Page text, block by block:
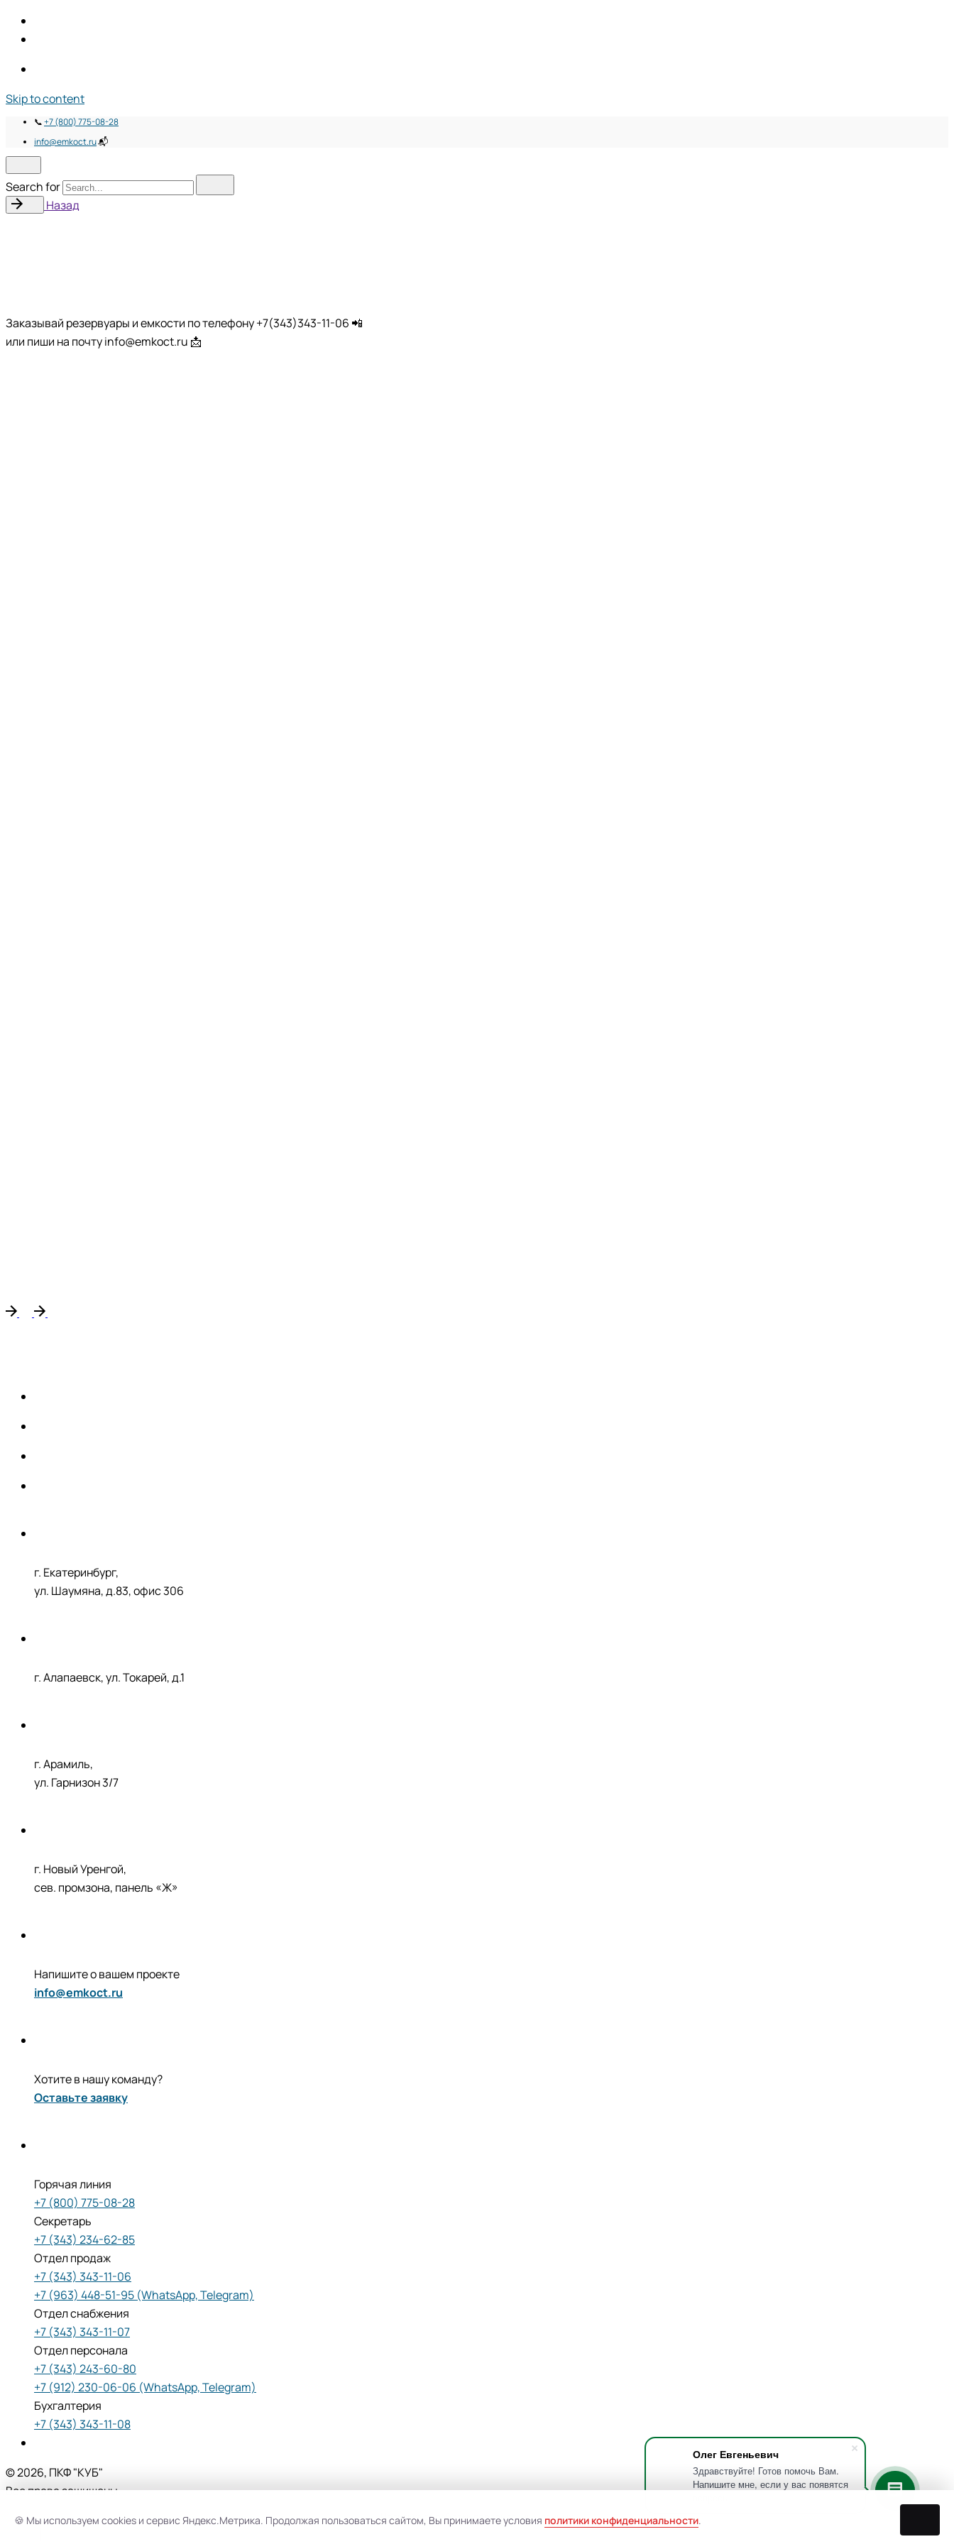
Олег Евгеньевич
Здравствуйте! Готов помочь Вам.
Напишите мне, если у вас появятся
Skip to content
📞+7 (800) 775-08-28
info@emkoct.ru📬
Search for
Назад
Заказывай резервуары и емкости по телефону +7(343)343-11-06 📲
или пиши на почту info@emkoct.ru 📩
г. Екатеринбург,
ул. Шаумяна, д.83, офис 306
г. Алапаевск, ул. Токарей, д.1
г. Арамиль,
ул. Гарнизон 3/7
г. Новый Уренгой,
сев. промзона, панель «Ж»
Напишите о вашем проекте
info@emkoct.ru
Хотите в нашу команду?
Оставьте заявку
Горячая линия
+7 (800) 775-08-28
Секретарь
+7 (343) 234-62-85
Отдел продаж
+7 (343) 343-11-06
+7 (963) 448-51-95 (WhatsApp, Telegram)
Отдел снабжения
+7 (343) 343-11-07
Отдел персонала
+7 (343) 243-60-80
+7 (912) 230-06-06 (WhatsApp, Telegram)
Бухгалтерия
+7 (343) 343-11-08
© 2026, ПКФ "КУБ"
Все права защищены.
Политика обработки персональных данных
🍪 Мы используем cookies и сервис Яндекс.Метрика. Продолжая пользоваться сайтом, Вы принимаете условия политики конфиденциальности.